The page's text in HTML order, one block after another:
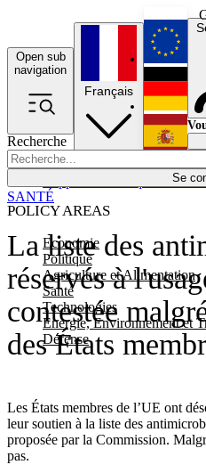
Open sub
navigation
Recherche
Se
POLICY AREAS
Economie
Politique
Agriculture et Alimentation
Santé
Technologies
Energie, Environnement et
Défense
Français
La liste des
réservés à
contestée
des États
Les États membres de l’UE ont
leur soutien à la liste des
proposée par la Commission.
pas.
SANTÉ